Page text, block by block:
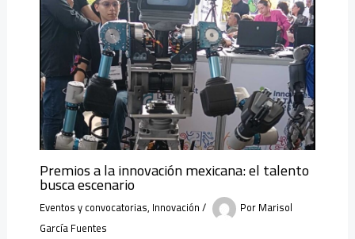
Premios a la innovación mexicana: el talento
busca escenario
Eventos y convocatorias, Innovación/ PorMarisol
García Fuentes